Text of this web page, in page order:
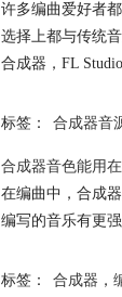
许多编曲爱好者
选择上都与传统
合成器，FL
标签： 合成器音
合成器音色能用
在编曲中，合成
编写的音乐有更
标签： 合成器 ，